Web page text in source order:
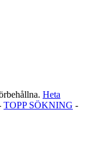
Heta
TOPP SÖKNING -